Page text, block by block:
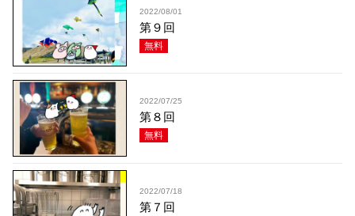
2022/08/01
第９回
無料
2022/07/25
第８回
無料
2022/07/18
第７回